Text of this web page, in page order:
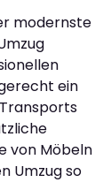
modernste
ein
von Möbeln
Umzug so